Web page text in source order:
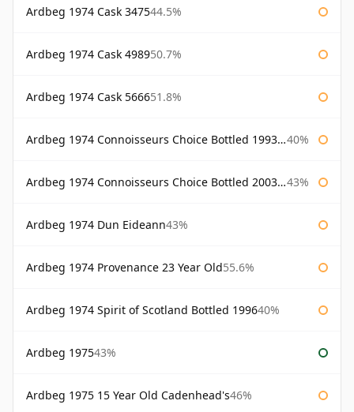
Ardbeg 1974 Cask 347544.5%
Ardbeg 1974 Cask 498950.7%
Ardbeg 1974 Cask 566651.8%
Ardbeg 1974 Connoisseurs Choice Bottled 1993 Gordon & Macphail 40%
Ardbeg 1974 Connoisseurs Choice Bottled 2003 Gordon & Macphail 43%
Ardbeg 1974 Dun Eideann43%
Ardbeg 1974 Provenance 23 Year Old55.6%
Ardbeg 1974 Spirit of Scotland Bottled 199640%
Ardbeg 197543%
Ardbeg 1975 15 Year Old Cadenhead's46%